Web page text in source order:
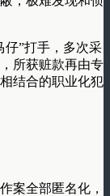
仔”打手，多次采
所获赃款再由专
结合的职业化犯
案全部匿名化，